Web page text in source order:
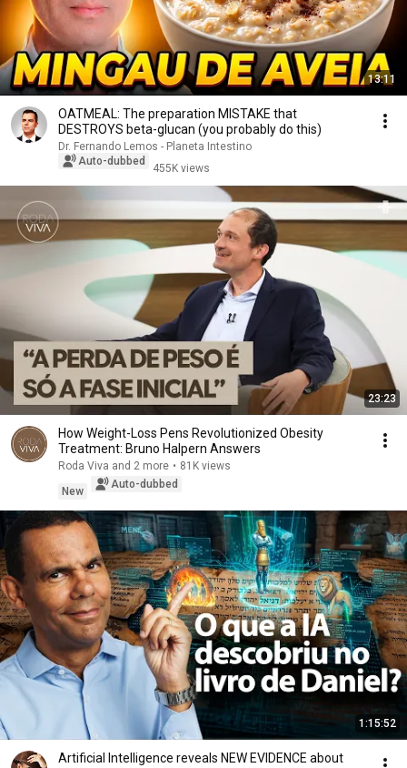
13:11
OATMEAL: The preparation MISTAKE that
DESTROYS beta-glucan (you probably do this)
Dr. Fernando Lemos - Planeta Intestino
Auto-dubbed
455K views
23:23
How Weight-Loss Pens Revolutionized Obesity
Treatment: Bruno Halpern Answers
Roda Viva and 2 more • 81K views
New
Auto-dubbed
1:15:52
Artificial Intelligence reveals NEW EVIDENCE about